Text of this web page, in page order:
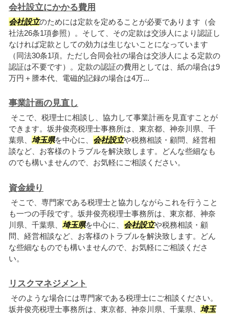
会社設立にかかる費用
会社設立のためには定款を定めることが必要であります（会
社法26条1項参照）。そして、その定款は交渉人により認証し
なければ定款としての効力は生じないことになっています
（同法30条1項。ただし合同会社の場合は交渉人による定款の
認証は不要です）。定款の認証の費用としては、紙の場合は9
万円＋謄本代、電磁的記録の場合は4万...
事業計画の見直し
そこで、税理士に相談し、協力して事業計画を見直すことが
できます。坂井俊亮税理士事務所は、東京都、神奈川県、千
葉県、 埼玉県を中心に、 会社設立や税務相談・顧問、経営相
談など、お客様のトラブルを解決致します。どんな些細なも
のでも構いませんので、お気軽にご相談ください。
資金繰り
そこで、専門家である税理士と協力しながらこれを行うこと
も一つの手段です。坂井俊亮税理士事務所は、東京都、神奈
川県、千葉県、 埼玉県を中心に、 会社設立や税務相談・顧
問、経営相談など、お客様のトラブルを解決致します。どん
な些細なものでも構いませんので、お気軽にご相談くださ
い。
リスクマネジメント
そのような場合には専門家である税理士にご相談ください。
坂井俊亮税理士事務所は、東京都、神奈川県、千葉県、 埼玉